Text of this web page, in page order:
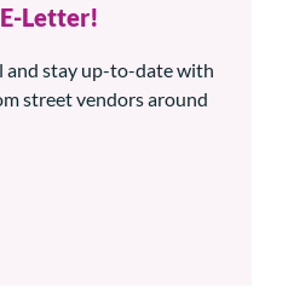
Letter!
and stay up-to-date with
street vendors around